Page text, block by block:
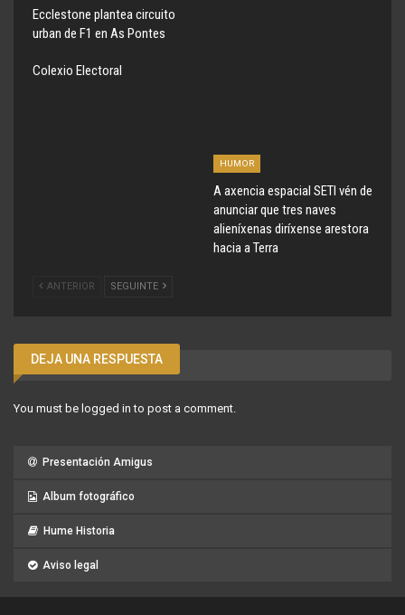
Ecclestone plantea circuito
urban de F1 en As Pontes
Colexio Electoral
HUMOR
A axencia espacial SETI vén de
anunciar que tres naves
alieníxenas diríxense arestora
hacia a Terra
ANTERIOR SEGUINTE
DEJA UNA RESPUESTA
You must be logged in to post a comment.
Presentación Amigus
Album fotográfico
Hume Historia
Aviso legal